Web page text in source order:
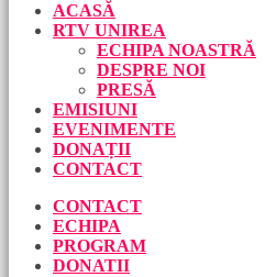
ACASĂ
RTV UNIREA
ECHIPA NOASTRĂ
DESPRE NOI
PRESĂ
EMISIUNI
EVENIMENTE
DONAȚII
CONTACT
CONTACT
ECHIPA
PROGRAM
DONATII